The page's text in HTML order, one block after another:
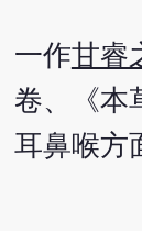
一作甘睿
卷、《本
耳鼻喉方